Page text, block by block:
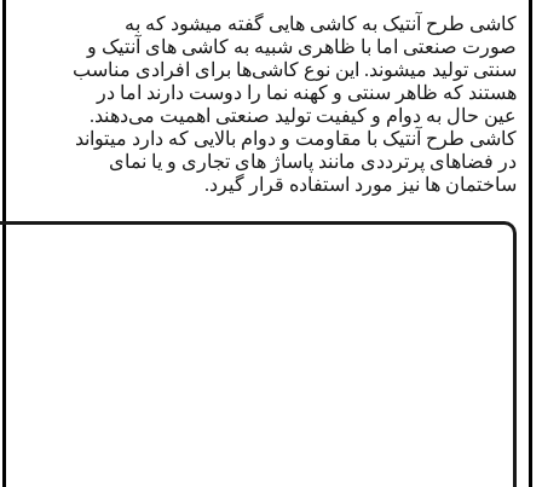
کاشی طرح آنتیک به کاشی هایی گفته میشود که به
‌صورت صنعتی اما با ظاهری شبیه به کاشی های آنتیک و
سنتی تولید میشوند. این نوع کاشی‌ها برای افرادی مناسب
هستند که ظاهر سنتی و کهنه‌ نما را دوست دارند اما در
عین حال به دوام و کیفیت تولید صنعتی اهمیت می‌دهند.
کاشی طرح آنتیک با مقاومت و دوام بالایی که دارد میتواند
در فضاهای پرترددی مانند پاساژ های تجاری و یا نمای
ساختمان ها نیز مورد استفاده قرار گیرد.